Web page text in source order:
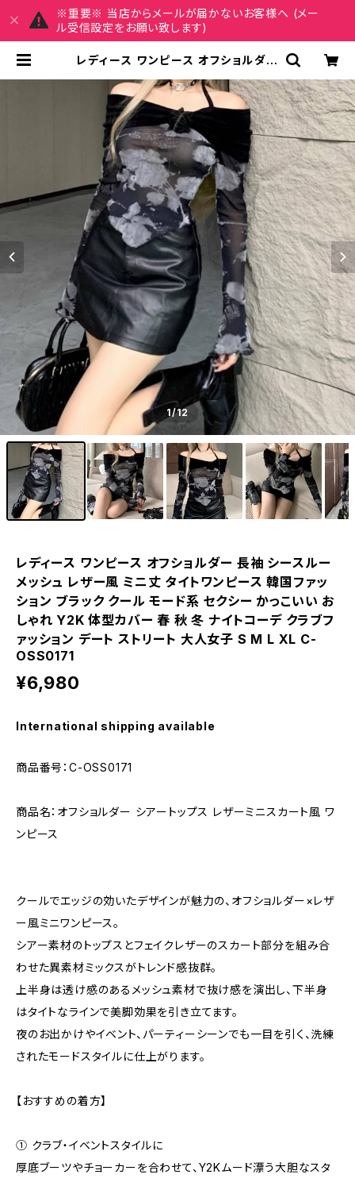
※重要※ 当店からメールが届かないお客様へ (メー
ル受信設定をお願い致します)
レディース ワンピース オフショルダー
ニ丈 タイトワンピース 韓国ファッショ
ン ブラック クール モード系 セクシー
かっこいい おしゃれ Y2K 体型カバー
春 秋 冬 ナイトコーデ クラブファッシ
ョン デート ストリート 大人女子 S M
L XL C-OSS0171 | REIRSE レイ
ルセ 20代,30代,40代 レディースフ
ァッション 通販
1/12
レディース ワンピース オフショルダー 長袖 シースルー
メッシュ レザー風 ミニ丈 タイトワンピース 韓国ファッ
ション ブラック クール モード系 セクシー かっこいい お
しゃれ Y2K 体型カバー 春 秋 冬 ナイトコーデ クラブフ
ァッション デート ストリート 大人女子 S M L XL C-
OSS0171
¥6,980
International shipping available
商品番号：C-OSS0171
商品名：オフショルダー シアートップス レザーミニスカート風 ワ
ンピース
クールでエッジの効いたデザインが魅力の、オフショルダー×レザ
ー風ミニワンピース。
シアー素材のトップスとフェイクレザーのスカート部分を組み合
わせた異素材ミックスがトレンド感抜群。
上半身は透け感のあるメッシュ素材で抜け感を演出し、下半身
はタイトなラインで美脚効果を引き立てます。
夜のお出かけやイベント、パーティーシーンでも一目を引く、洗練
されたモードスタイルに仕上がります。
【おすすめの着方】
① クラブ・イベントスタイルに
厚底ブーツやチョーカーを合わせて、Y2Kムード漂う大胆なスタ